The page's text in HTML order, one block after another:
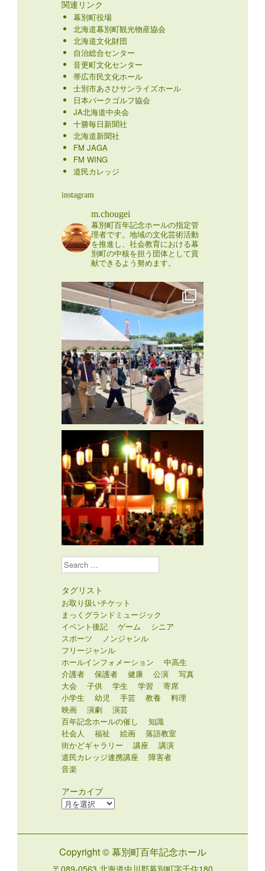
関連リンク
幕別町役場
北海道幕別町観光物産協会
北海道文化財団
自治総合センター
音更町文化センター
帯広市民文化ホール
士別市あさひサンライズホール
日本パークゴルフ協会
JA北海道中央会
十勝毎日新聞社
北海道新聞社
FM JAGA
FM WING
道民カレッジ
instagram
m.chougei
幕別町百年記念ホールの指定管
理者です。地域の文化芸術活動
を推進し、社会教育における幕
別町の中核を担う団体として貢
献できるよう努めます。
Search
タグリスト
お取り扱いチケット
まっくグランドミュージック
イベント後記
ゲーム
シニア
スポーツ
ノンジャンル
フリージャンル
ホールインフォメーション
中高生
介護者
保護者 健康 公演
写真
大会
子供 学生 学習
寄席
小学生
幼児 手芸 教養
料理
映画
演劇
演芸
百年記念ホールの催し
知識
社会人
福祉 絵画
落語教室
街かどギャラリー
講座
講演
道民カレッジ連携講座
障害者
音楽
アーカイブ
ア
ブ
Copyright © 幕別町百年記念ホール
〒089-0563 北海道中川郡幕別町字千住180